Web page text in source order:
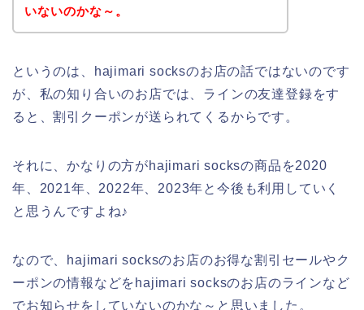
いないのかな～。
というのは、hajimari socksのお店の話ではないのです
が、私の知り合いのお店では、ラインの友達登録をす
ると、割引クーポンが送られてくるからです。
それに、かなりの方がhajimari socksの商品を2020
年、2021年、2022年、2023年と今後も利用していく
と思うんですよね♪
なので、hajimari socksのお店のお得な割引セールやク
ーポンの情報などをhajimari socksのお店のラインなど
でお知らせをしていないのかな～と思いました。